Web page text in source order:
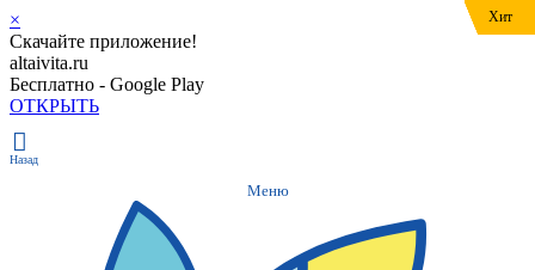
×
Скачайте приложение!
altaivita.ru
Бесплатно - Google Play
ОТКРЫТЬ
Назад
Меню
Хит
Хит
Хит
Хит
Хит
Хит